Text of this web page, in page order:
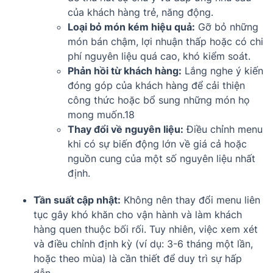
của khách hàng trẻ, năng động.
Loại bỏ món kém hiệu quả: Gỡ bỏ những
món bán chậm, lợi nhuận thấp hoặc có chi
phí nguyên liệu quá cao, khó kiểm soát.
Phản hồi từ khách hàng: Lắng nghe ý kiến
đóng góp của khách hàng để cải thiện
công thức hoặc bổ sung những món họ
mong muốn.18
Thay đổi về nguyên liệu: Điều chỉnh menu
khi có sự biến động lớn về giá cả hoặc
nguồn cung của một số nguyên liệu nhất
định.
Tần suất cập nhật: Không nên thay đổi menu liên
tục gây khó khăn cho vận hành và làm khách
hàng quen thuộc bối rối. Tuy nhiên, việc xem xét
và điều chỉnh định kỳ (ví dụ: 3-6 tháng một lần,
hoặc theo mùa) là cần thiết để duy trì sự hấp